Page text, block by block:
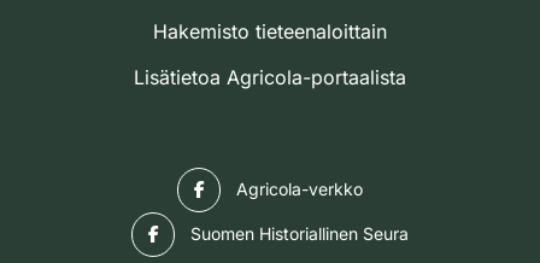
Hakemisto tieteenaloittain
Lisätietoa Agricola-portaalista
Agricola-verkko
Suomen Historiallinen Seura